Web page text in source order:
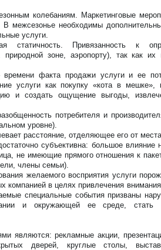
колебаниям. Маркетинговые
межсезонье необходимы
услуги.
Привязанность к
природной зоне, аэропорту), так как
факта продажи услуги и ее
услуги как покупку «кота в
и создать ощущение выгоды,
потребителя и
уровне).
расстояние, отделяющее его от
субъективна: большое влияние
не имеющие прямого отношения к
члены семьи).
желаемого восприятия услуги
компанией в целях привлечения
специальные события призваны
и окружающей ее среде, стать
являются: рекламные акции,
дверей, круглые столы,